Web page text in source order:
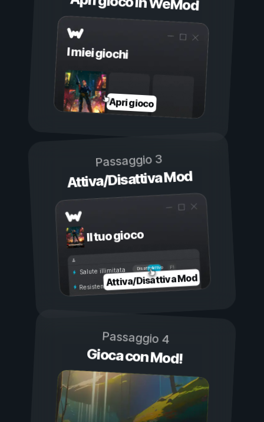
I miei giochi
Apri gioco
Passaggio 3
Attiva/Disattiva Mod
Il tuo gioco
Attivo
Disattivo
Salute illimitata
Resistenza illimitata
Attiva/Disattiva Mod
Passaggio 4
Gioca con Mod!